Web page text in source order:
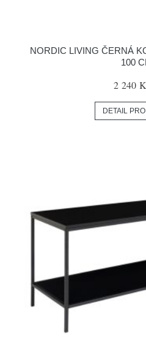
NORDIC LIVING ČERNÁ
100
2 240
DETAIL